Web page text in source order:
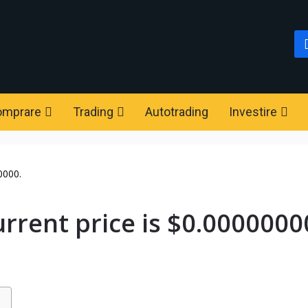
Trading Autotrading Investire
price is